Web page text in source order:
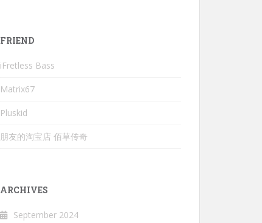
FRIEND
iFretless Bass
Matrix67
Pluskid
朋友的淘宝店 佰草传奇
ARCHIVES
September 2024